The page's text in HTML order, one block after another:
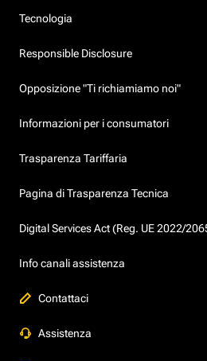
Tecnologia
Responsible Disclosure
Opposizione "Ti richiamiamo noi"
Informazioni per i consumatori
Trasparenza Tariffaria
Pagina di Trasparenza Tecnica
Digital Services Act (Reg. UE 2022/
Info canali assistenza
Contattaci
Assistenza